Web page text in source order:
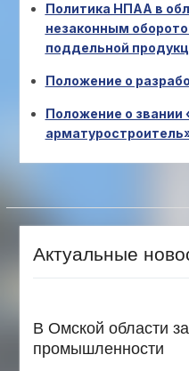
Политика НПАА в
незаконным
поддельной
Положение о
Положение о звании
Актуальные
В Омской области
промышленности